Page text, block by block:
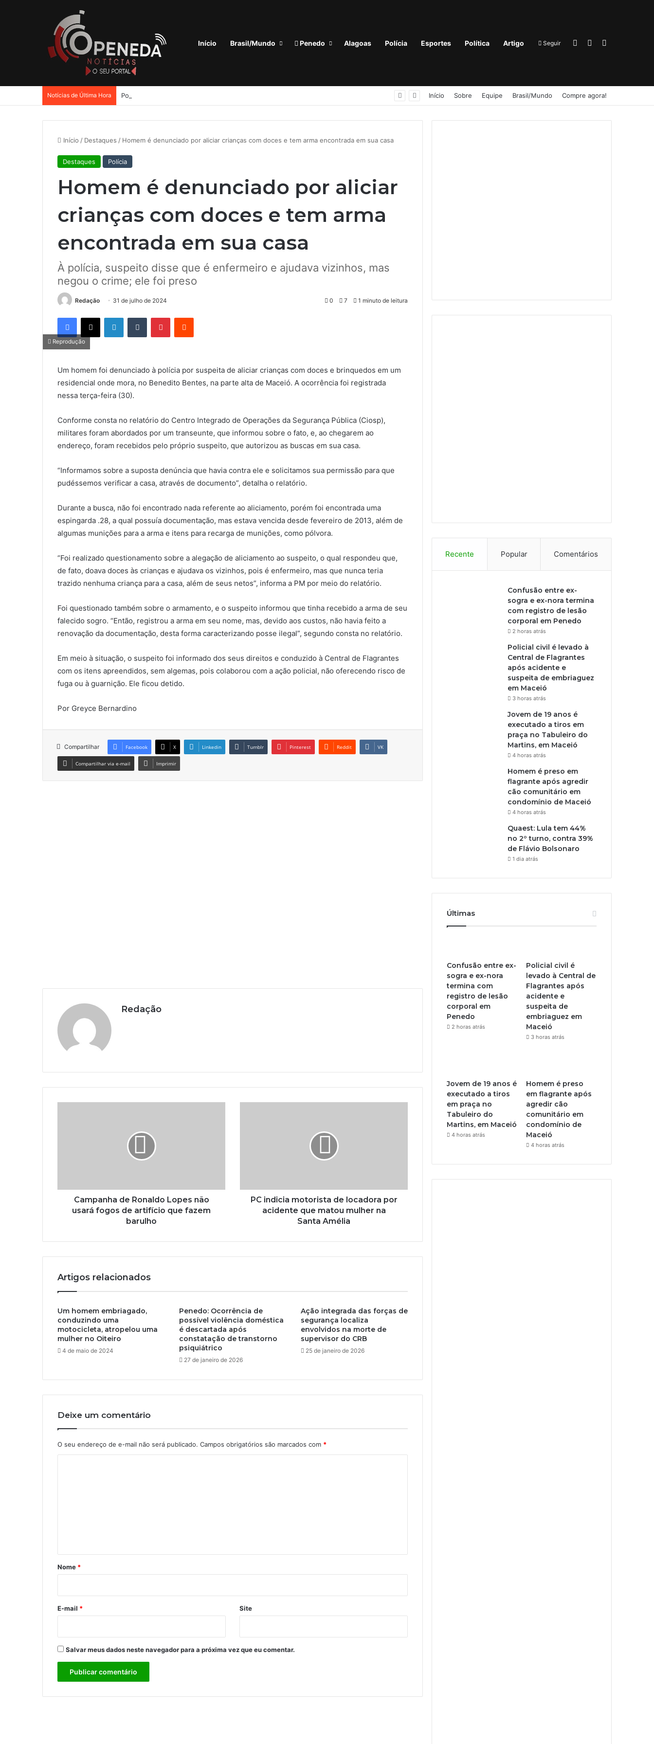
Início Brasil/Mundo Penedo Alagoas Polícia Esportes Política Artigo Seguir Entrar Barra Lateral
Notícias de Última Hora Início Sobre Equipe Brasil/Mundo Compre agora!
Início / Destaques / Homem é denunciado por aliciar crianças com doces e tem arma encontrada em sua casa
Destaques Polícia
Homem é denunciado por aliciar
crianças com doces e tem arma
encontrada em sua casa
À polícia, suspeito disse que é enfermeiro e ajudava vizinhos, mas
negou o crime; ele foi preso
Redação 31 de julho de 2024 0 7 1 minuto de leitura
Facebook
X LinkedinTumblr PinterestReddit
Reprodução
Um homem foi denunciado à polícia por suspeita de aliciar crianças com doces e brinquedos em um
residencial onde mora, no Benedito Bentes, na parte alta de Maceió. A ocorrência foi registrada
nessa terça-feira (30).
Conforme consta no relatório do Centro Integrado de Operações da Segurança Pública (Ciosp),
militares foram abordados por um transeunte, que informou sobre o fato, e, ao chegarem ao
endereço, foram recebidos pelo próprio suspeito, que autorizou as buscas em sua casa.
“Informamos sobre a suposta denúncia que havia contra ele e solicitamos sua permissão para que
pudéssemos verificar a casa, através de documento”, detalha o relatório.
Durante a busca, não foi encontrado nada referente ao aliciamento, porém foi encontrada uma
espingarda .28, a qual possuía documentação, mas estava vencida desde fevereiro de 2013, além de
algumas munições para a arma e itens para recarga de munições, como pólvora.
“Foi realizado questionamento sobre a alegação de aliciamento ao suspeito, o qual respondeu que,
de fato, doava doces às crianças e ajudava os vizinhos, pois é enfermeiro, mas que nunca teria
trazido nenhuma criança para a casa, além de seus netos”, informa a PM por meio do relatório.
Foi questionado também sobre o armamento, e o suspeito informou que tinha recebido a arma de seu
falecido sogro. “Então, registrou a arma em seu nome, mas, devido aos custos, não havia feito a
renovação da documentação, desta forma caracterizando posse ilegal”, segundo consta no relatório.
Em meio à situação, o suspeito foi informado dos seus direitos e conduzido à Central de Flagrantes
com os itens apreendidos, sem algemas, pois colaborou com a ação policial, não oferecendo risco de
fuga ou à guarnição. Ele ficou detido.
Por Greyce Bernardino
Compartilhar Facebook X Linkedin Tumblr Pinterest Reddit VK
Compartilhar via e-mail Imprimir
Redação
Campanha de Ronaldo Lopes não
usará fogos de artifício que fazem
barulho
PC indicia motorista de locadora por
acidente que matou mulher na
Santa Amélia
Artigos relacionados
Um homem embriagado,
conduzindo uma
motocicleta, atropelou uma
mulher no Oiteiro
4 de maio de 2024
Penedo: Ocorrência de
possível violência doméstica
é descartada após
constatação de transtorno
psiquiátrico
27 de janeiro de 2026
Ação integrada das forças de
segurança localiza
envolvidos na morte de
supervisor do CRB
25 de janeiro de 2026
Deixe um comentário
O seu endereço de e-mail não será publicado. Campos obrigatórios são marcados com *
r
*
Nome *
E-mail * Site
Salvar meus dados neste navegador para a próxima vez que eu comentar.
Recente Popular Comentários
Confusão entre ex-
sogra e ex-nora termina
com registro de lesão
corporal em Penedo
2 horas atrás
Policial civil é levado à
Central de Flagrantes
após acidente e
suspeita de embriaguez
em Maceió
3 horas atrás
Jovem de 19 anos é
executado a tiros em
praça no Tabuleiro do
Martins, em Maceió
4 horas atrás
Homem é preso em
flagrante após agredir
cão comunitário em
condomínio de Maceió
4 horas atrás
Quaest: Lula tem 44%
no 2º turno, contra 39%
de Flávio Bolsonaro
1 dia atrás
Últimas
Confusão entre ex-
sogra e ex-nora
termina com
registro de lesão
corporal em
Penedo
2 horas atrás
Policial civil é
levado à Central de
Flagrantes após
acidente e
suspeita de
embriaguez em
Maceió
3 horas atrás
Jovem de 19 anos é
executado a tiros
em praça no
Tabuleiro do
Martins, em Maceió
4 horas atrás
Homem é preso
em flagrante após
agredir cão
comunitário em
condomínio de
Maceió
4 horas atrás